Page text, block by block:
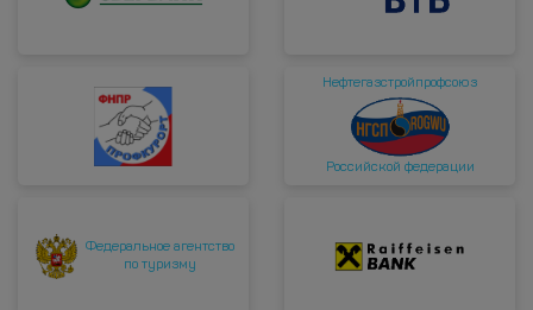
Нефтегазстройпрофсоюз
Российской федерации
Федеральное агентство
по туризму